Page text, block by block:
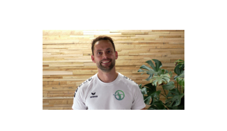
ORGANISATIE
VRIJWILLIGERS & STAGIAIRES
CONTACT